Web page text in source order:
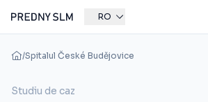
RO
/Spitalul České Budějovice
Studiu de caz